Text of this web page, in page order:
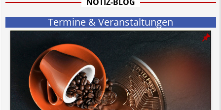
Termine & Veranstaltungen